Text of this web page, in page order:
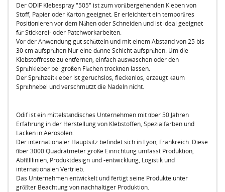
Der ODIF Klebespray "505" ist zum vorübergehenden Kleben von
Stoff, Papier oder Karton geeignet. Er erleichtert ein temporäres
Positionieren vor dem Nähen oder Schneiden und ist ideal geeignet
für Stickerei- oder Patchworkarbeiten.
Vor der Anwendung gut schütteln und mit einem Abstand von 25 bis
30 cm aufsprühen Nur eine dünne Schicht aufsprühen. Um die
Klebstoffreste zu entfernen, einfach auswaschen oder den
Sprühkleber bei großen Flächen trocknen lassen.
Der Sprühzeitkleber ist geruchslos, fleckenlos, erzeugt kaum
Sprühnebel und verschmutzt die Nadeln nicht.
Odif ist ein mittelständisches Unternehmen mit über 50 Jahren
Erfahrung in der Herstellung von Klebstoffen, Spezialfarben und
Lacken in Aerosolen.
Der internationaler Hauptsitz befindet sich in Lyon, Frankreich. Diese
über 3000 Quadratmeter große Einrichtung umfasst Produktion,
Abfülllinien, Produktdesign und -entwicklung, Logistik und
internationalen Vertrieb.
Das Unternehmen entwickelt und fertigt seine Produkte unter
größter Beachtung von nachhaltiger Produktion.